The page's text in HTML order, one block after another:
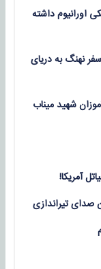
اورانیوم داشته
نهنگ به دریای
شهید میناب
آمریکا!
تیراندازی